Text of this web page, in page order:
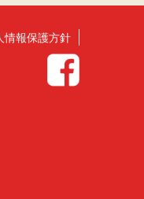
情報保護方針